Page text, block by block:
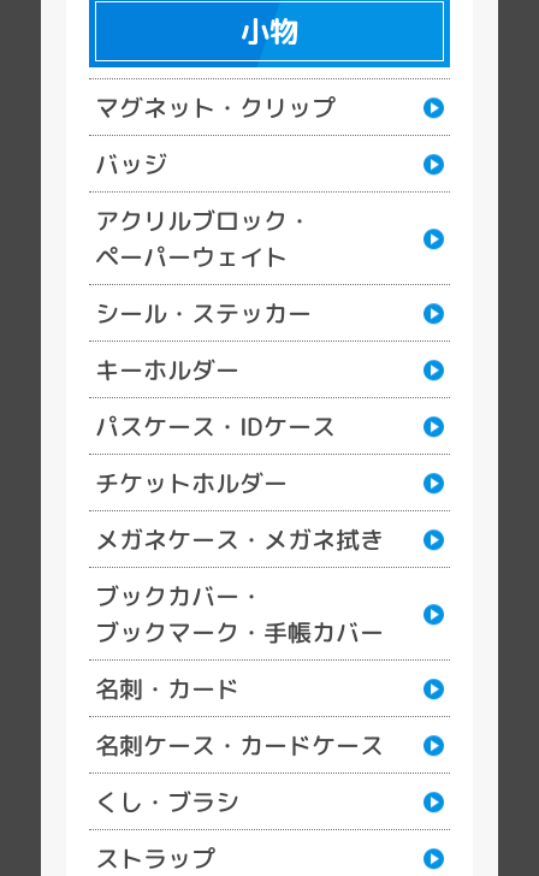
小物
マグネット・クリップ
バッジ
アクリルブロック・
ペーパーウェイト
シール・ステッカー
キーホルダー
パスケース・IDケース
チケットホルダー
メガネケース・メガネ拭き
ブックカバー・
ブックマーク・手帳カバー
名刺・カード
名刺ケース・カードケース
くし・ブラシ
ストラップ